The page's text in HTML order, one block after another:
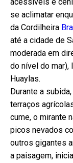
se aclimatar
da Cordilheira
até a cidade de
moderada em
do nível do mar),
Huaylas.
Durante a
terraços
cume, o mirante
picos nevados
outros gigantes
a paisagem,